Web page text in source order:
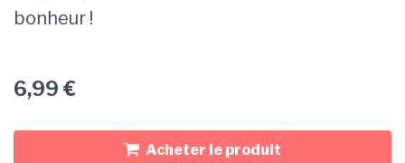
bonheur !
6,99 €
Acheter le produit